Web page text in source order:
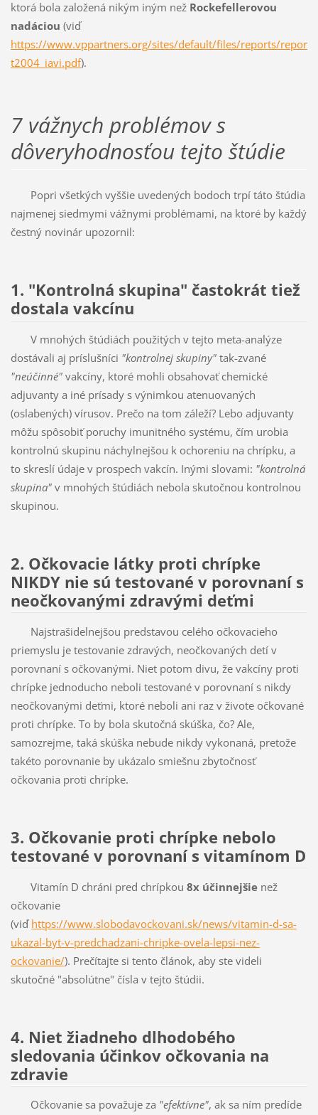
ktorá bola založená nikým iným než Rockefellerovou
nadáciou (viď
https://www.vppartners.org/sites/default/files/reports/repor
t2004_iavi.pdf).
7 vážnych problémov s
dôveryhodnosťou tejto štúdie
Popri všetkých vyššie uvedených bodoch trpí táto štúdia
najmenej siedmymi vážnymi problémami, na ktoré by každý
čestný novinár upozornil:
1. "Kontrolná skupina" častokrát tiež
dostala vakcínu
V mnohých štúdiách použitých v tejto meta-analýze
dostávali aj príslušníci "kontrolnej skupiny"tak-zvané
"neúčinné"vakcíny, ktoré mohli obsahovať chemické
adjuvanty a iné prísady s výnimkou atenuovaných
(oslabených) vírusov. Prečo na tom záleží? Lebo adjuvanty
môžu spôsobiť poruchy imunitného systému, čím urobia
kontrolnú skupinu náchylnejšou k ochoreniu na chrípku, a
to skreslí údaje v prospech vakcín. Inými slovami: "kontrolná
skupina"v mnohých štúdiách nebola skutočnou kontrolnou
skupinou.
2. Očkovacie látky proti chrípke
NIKDY nie sú testované v porovnaní s
neočkovanými zdravými deťmi
Najstrašidelnejšou predstavou celého očkovacieho
priemyslu je testovanie zdravých, neočkovaných detí v
porovnaní s očkovanými. Niet potom divu, že vakcíny proti
chrípke jednoducho neboli testované v porovnaní s nikdy
neočkovanými deťmi, ktoré neboli ani raz v živote očkované
proti chrípke. To by bola skutočná skúška, čo? Ale,
samozrejme, taká skúška nebude nikdy vykonaná, pretože
takéto porovnanie by ukázalo smiešnu zbytočnosť
očkovania proti chrípke.
3. Očkovanie proti chrípke nebolo
testované v porovnaní s vitamínom D
Vitamín D chráni pred chrípkou 8x účinnejšienež
očkovanie
(viď https://www.slobodavockovani.sk/news/vitamin-d-sa-
ukazal-byt-v-predchadzani-chripke-ovela-lepsi-nez-
ockovanie/). Prečítajte si tento článok, aby ste videli
skutočné "absolútne" čísla v tejto štúdii.
4. Niet žiadneho dlhodobého
sledovania účinkov očkovania na
zdravie
Očkovanie sa považuje za "efektívne", ak sa ním predíde